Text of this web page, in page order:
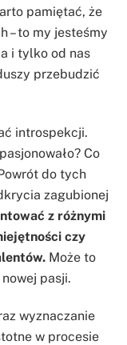
pamiętać, że
– to my jesteśmy
i tylko od nas
przebudzić
introspekcji.
Co
do tych
zagubionej
z różnymi
czy
Może to
pasji.
wyznaczanie
w procesie